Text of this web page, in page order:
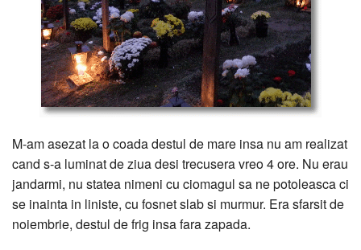
M-am asezat la o coada destul de mare insa nu am realizat
cand s-a luminat de ziua desi trecusera vreo 4 ore. Nu erau
jandarmi, nu statea nimeni cu ciomagul sa ne potoleasca ci
se inainta in liniste, cu fosnet slab si murmur. Era sfarsit de
noiembrie, destul de frig insa fara zapada.